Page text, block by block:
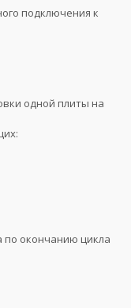
подключения к
одной плиты на
по окончанию цикла